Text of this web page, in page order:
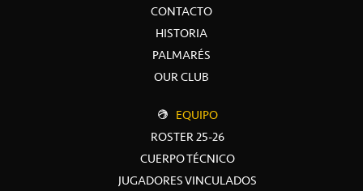
CONTACTO
HISTORIA
PALMARÉS
OUR CLUB
EQUIPO
ROSTER 25-26
CUERPO TÉCNICO
JUGADORES VINCULADOS